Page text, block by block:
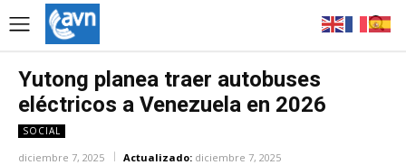
Yutong planea traer autobuses
eléctricos a Venezuela en 2026
SOCIAL
diciembre 7, 2025 Actualizado: diciembre 7, 2025